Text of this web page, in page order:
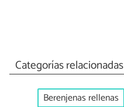
Categorías relacionadas
Berenjenas rellenas